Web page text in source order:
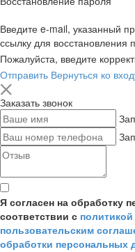
Введите e-mail, указанный
ссылку для восстановления
Пожалуйста, введите
Отправить Вернуться ко
Заказать звонок
Я согласен на обработку
соответствии с
пользовательским
обработки персональных